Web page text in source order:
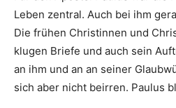
Leben zentral. Auch bei ihm
Die frühen Christinnen und
klugen Briefe und auch sein
an ihm und an an seiner
sich aber nicht beirren. Paulus